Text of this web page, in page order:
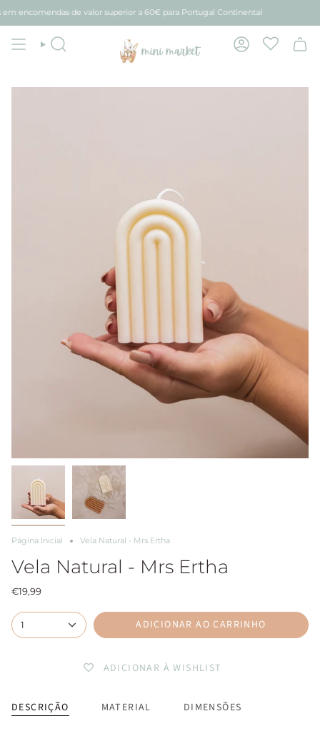
para
conteúdo
de valor superior a 60€ para Portugal Continental
Pesquisar Conta
Página Inicial Vela Natural - Mrs Ertha
Vela Natural - Mrs Ertha
€19,99
1 ADICIONAR AO CARRINHO
ADICIONAR À WISHLIST
DESCRIÇÃO MATERIAL DIMENSÕES